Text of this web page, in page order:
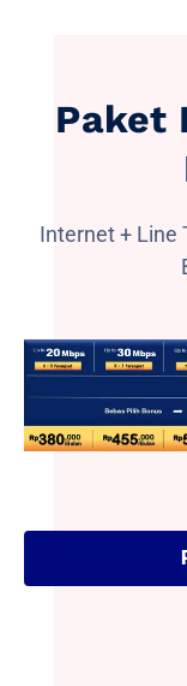
Paket
Internet + Line